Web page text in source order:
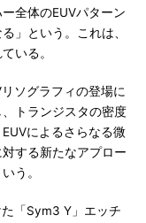
全体のEUVパターン
」という。これは、
いる。
ソグラフィの登場に
トランジスタの密度
によるさらなる微
する新たなアプロー
う。
「Sym3 Y」エッチ